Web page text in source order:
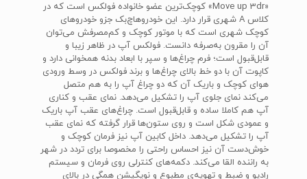
«‌Move up 3dr» کوچک‌ترین عضو خانواده فولکس است که در
کلاس‌ A‌ شهری قرار دارد. این خودروهاچ‌بک جزو خودروهای
کوچک شهری است که با موتور کوچک و کم‌مصرفش می‌توان
آن را مقرون به‌صرفه دانست. فولکس ‌آپ در ظاهر زیبا و
قابل‌قبول است؛ فرم چراغ‌ها و سپر با ابعاد بدنه همخوانی دارد و
کاپوت آن با دو خط بالای چراغ‌ها و برند فولکس در وسط ورودی
هوای کوچک و باریک آن که دو چراغ آپ را به هم متصل
می‌کند نمای جلوی آپ را تشکیل می‌دهد. نمای عقب و کناری
آپ هم کاملا ساده و قابل‌قبول است. چراغ‌های عقب آپ باریک
و عمودی شکل است و روی ستون‌ها قرار گرفته که نمای عقب
آپ را تشکیل می‌دهد. داخل کابین آپ نیز فرمان کوچک و
خوش‌دست آن نیز احساس راحتی را مخصوصا برای تردد در شهر
به راننده القا می‌کند. دکمه‌های کنترلی روی فرمان و سیستم
رادیو و ضبط و تهویه‌ی مطبوع و نویگیشن همگی در بالای